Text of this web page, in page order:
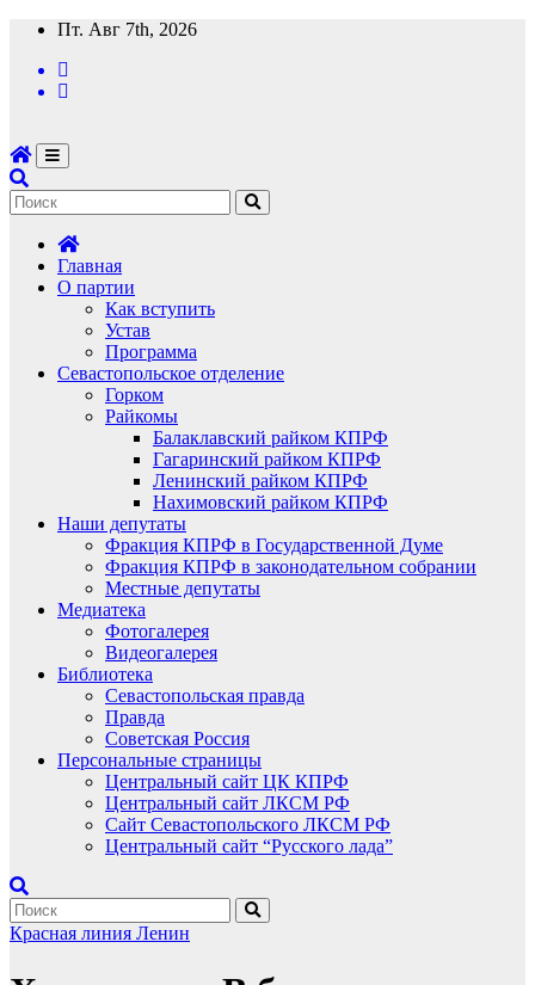
Перейти
содержимому
Пт. Авг 7th, 2026
Главная
О партии
Как вступить
Устав
Программа
Севастопольское отделение
Горком
Райкомы
Балаклавский райком КПРФ
Гагаринский райком КПРФ
Ленинский райком КПРФ
Нахимовский райком КПРФ
Наши депутаты
Фракция КПРФ в Государственной Думе
Фракция КПРФ в законодательном собрании
Местные депутаты
Медиатека
Фотогалерея
Видеогалерея
Библиотека
Севастопольская правда
Правда
Советская Россия
Персональные страницы
Центральный сайт ЦК КПРФ
Центральный сайт ЛКСМ РФ
Сайт Севастопольского ЛКСМ РФ
Центральный сайт “Русского лада”
Красная линия Ленин